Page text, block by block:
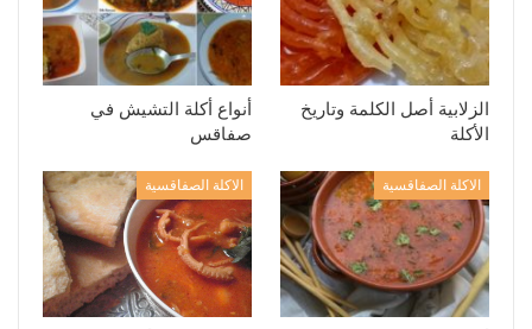
الزلابية أصل الكلمة وتاريخ
الأكلة
أنواع أكلة التشيش في
صفاقس
الاكلة الصفاقسية الاكلة الصفاقسية